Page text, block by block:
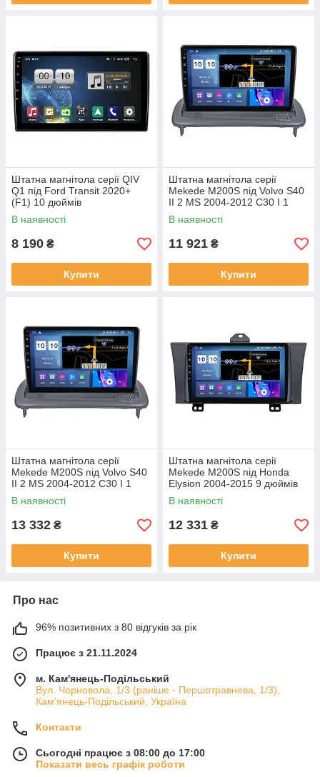
Штатна магнітола серії QIV
Q1 під Ford Transit 2020+
(F1) 10 дюймів
В наявності
8 190 ₴
Купити
Штатна магнітола серії
Mekede M200S під Volvo S40
II 2 MS 2004-2012 C30 I 1
2006-2013 C70 II 2 2005-2013
(W1)
В наявності
11 921 ₴
Купити
Штатна магнітола серії
Mekede M200S під Volvo S40
II 2 MS 2004-2012 C30 I 1
2006-2013 C70 II 2 2005-2013
(W2)
В наявності
13 332 ₴
Купити
Штатна магнітола серії
Mekede M200S під Honda
Elysion 2004-2015 9 дюймів
В наявності
12 331 ₴
Купити
Про нас
96% позитивних з 80 відгуків за рік
Працює з 21.11.2024
м. Кам'янець-Подільський
Вул. Чорновола, 1/3 (раніше - Першотравнева, 1/3),
Кам'янець-Подільський, Україна
Контакти
Сьогодні працює з 08:00 до 17:00
Показати весь графік роботи